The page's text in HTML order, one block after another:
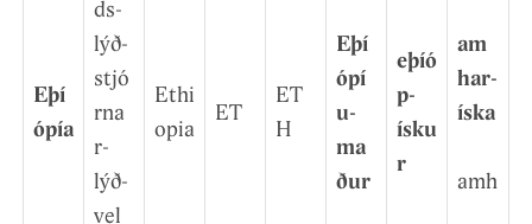
Eþí
ópía
ds­
lýð­
stjó
rna
r­
lýð­
vel
Ethi
opia
ET
ET
H
Eþí
ópí
u­
ma
ður
eþíó
p­
ísku
r
am
har­
íska
amh